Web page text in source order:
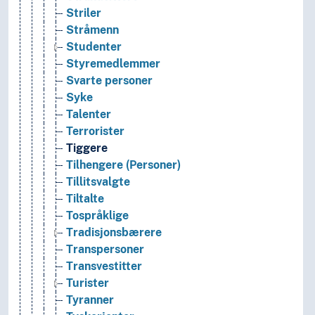
Striler
Stråmenn
Studenter
Styremedlemmer
Svarte personer
Syke
Talenter
Terrorister
Tiggere
Tilhengere (Personer)
Tillitsvalgte
Tiltalte
Tospråklige
Tradisjonsbærere
Transpersoner
Transvestitter
Turister
Tyranner